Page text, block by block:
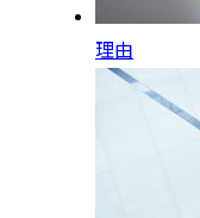
理由